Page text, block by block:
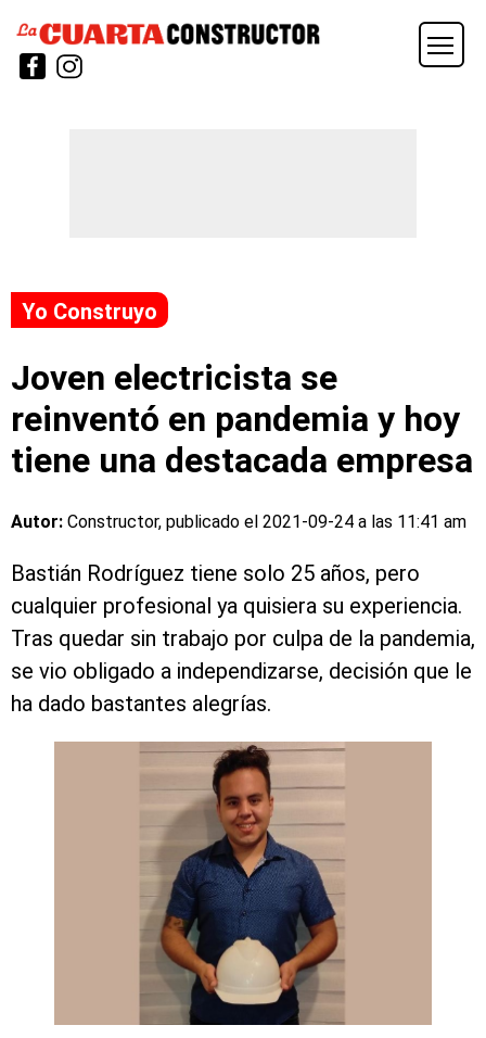
Yo Construyo
Joven electricista se
reinventó en pandemia y hoy
tiene una destacada empresa
Autor: Constructor, publicado el 2021-09-24 a las 11:41 am
Bastián Rodríguez tiene solo 25 años, pero
cualquier profesional ya quisiera su experiencia.
Tras quedar sin trabajo por culpa de la pandemia,
se vio obligado a independizarse, decisión que le
ha dado bastantes alegrías.